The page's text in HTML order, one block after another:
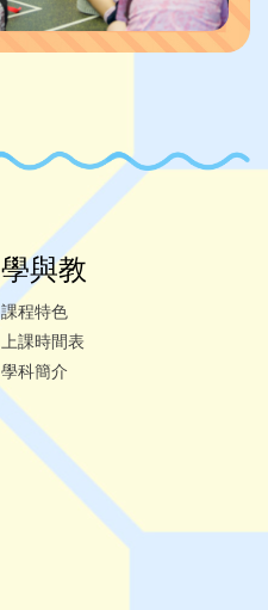
學與教
課程特色
上課時間表
學科簡介